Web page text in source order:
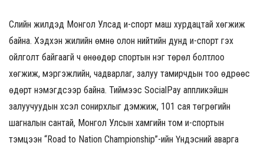
Сүүлийн жилүүдэд Монгол Улсад и-спорт маш хурдацтай хөгжиж
байна. Хэдхэн жилийн өмнө олон нийтийн дунд и-спорт гэх
ойлголт байгаагүй ч өнөөдөр спортын нэг төрөл болтлоо
хөгжиж, мэргэжлийн, чадварлаг, залуу тамирчдын тоо өдрөөс
өдөрт нэмэгдсээр байна. Тиймээс SocialPay аппликэйшн
залуучуудын хүсэл сонирхлыг дэмжиж, 101 сая төгрөгийн
шагналын сантай, Монгол Улсын хамгийн том и-спортын
тэмцээн “Road to Nation Championship”-ийн Үндэсний аварга